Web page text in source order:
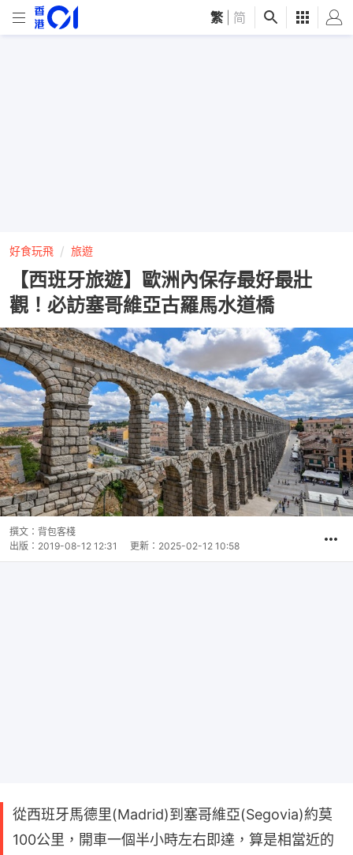
繁 简
好食玩飛 旅遊
【西班牙旅遊】歐洲內保存最好最壯
觀！必訪塞哥維亞古羅馬水道橋
撰文： 背包客棧
出版： 2019-08-12 12:31 更新： 2025-02-12 10:58
從西班牙馬德里(Madrid)到塞哥維亞(Segovia)約莫
100公里，開車一個半小時左右即達，算是相當近的